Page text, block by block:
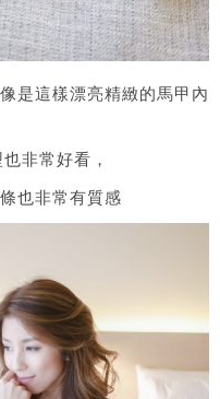
是這樣漂亮精緻的馬甲內
非常好看，
也非常有質感